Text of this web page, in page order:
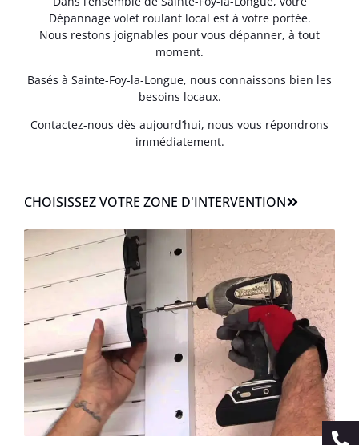
Dépannage volet roulant local est à votre portée.
Nous restons joignables pour vous dépanner, à tout
moment.
Basés à Sainte-Foy-la-Longue, nous connaissons bien les
besoins locaux.
Contactez-nous dès aujourd’hui, nous vous répondrons
immédiatement.
CHOISISSEZ VOTRE ZONE D'INTERVENTION